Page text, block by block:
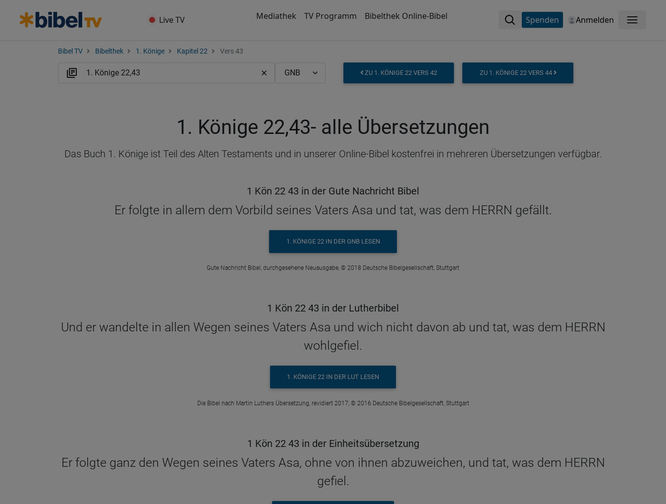
Live TV Mediathek TV Programm Bibelthek Online-Bibel Spenden Anmelden Menü
Bibel TV Bibelthek 1. Könige Kapitel 22 Vers 43
ZU 1. KÖNIGE 22 VERS 42 ZU 1. KÖNIGE 22 VERS 44
1. Könige 22,43- alle Übersetzungen
Das Buch 1. Könige ist Teil des Alten Testaments und in unserer Online-Bibel kostenfrei in mehreren Übersetzungen verfügbar.
1 Kön 22 43 in der Gute Nachricht Bibel
Er folgte in allem dem Vorbild seines Vaters Asa und tat, was dem HERRN gefällt.
1. KÖNIGE 22 IN DER GNB LESEN
Gute Nachricht Bibel, durchgesehene Neuausgabe, © 2018 Deutsche Bibelgesellschaft, Stuttgart
1 Kön 22 43 in der Lutherbibel
Und er wandelte in allen Wegen seines Vaters Asa und wich nicht davon ab und tat, was dem HERRN
wohlgefiel.
1. KÖNIGE 22 IN DER LUT LESEN
Die Bibel nach Martin Luthers Übersetzung, revidiert 2017, © 2016 Deutsche Bibelgesellschaft, Stuttgart
1 Kön 22 43 in der Einheitsübersetzung
Er folgte ganz den Wegen seines Vaters Asa, ohne von ihnen abzuweichen, und tat, was dem HERRN
gefiel.